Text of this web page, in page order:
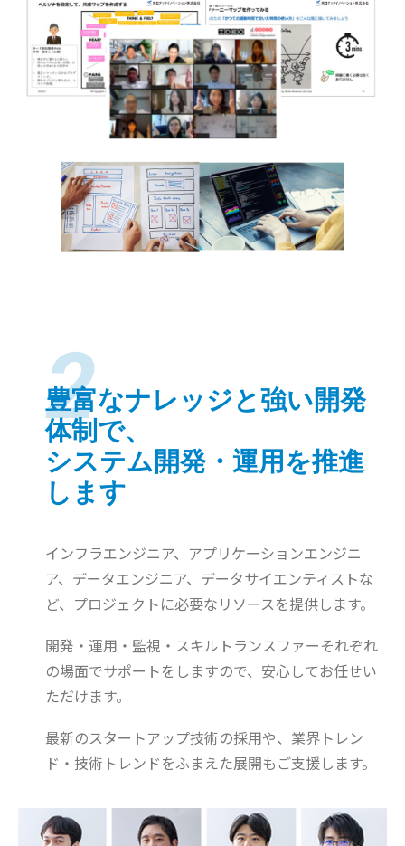
2
豊富なナレッジと強い開発
体制で、
システム開発・運用を推進
します
インフラエンジニア、アプリケーションエンジニ
ア、データエンジニア、データサイエンティストな
ど、プロジェクトに必要なリソースを提供します。
開発・運用・監視・スキルトランスファーそれぞれ
の場面でサポートをしますので、安心してお任せい
ただけます。
最新のスタートアップ技術の採用や、業界トレン
ド・技術トレンドをふまえた展開もご支援します。